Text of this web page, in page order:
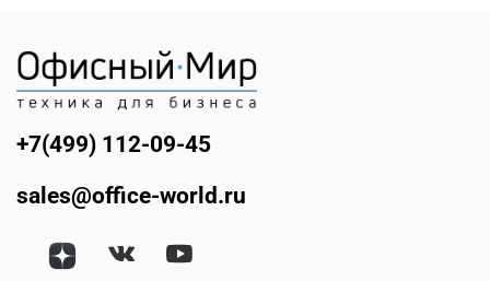
+7(499) 112-09-45
sales@office-world.ru